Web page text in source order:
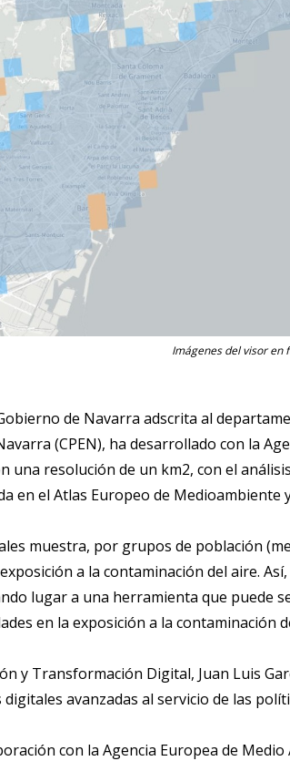
Imágenes del visor en
de Navarra adscrita al
(CPEN), ha desarrollado con la
resolución de un km2, con el
en el Atlas Europeo de Medioambiente
muestra, por grupos de población
a la contaminación del aire.
lugar a una herramienta que puede
en la exposición a la contaminación
y Transformación Digital, Juan Luis
avanzadas al servicio de las
con la Agencia Europea de